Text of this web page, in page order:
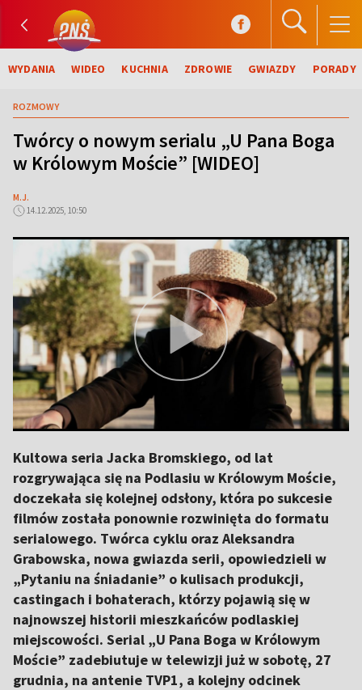
WYDANIA WIDEO KUCHNIA ZDROWIE GWIAZDY PORADY
ROZMOWY
Twórcy o nowym serialu „U Pana Boga
w Królowym Moście” [WIDEO]
M.J.
14.12.2025, 10:50
Kultowa seria Jacka Bromskiego, od lat
rozgrywająca się na Podlasiu w Królowym Moście,
doczekała się kolejnej odsłony, która po sukcesie
filmów została ponownie rozwinięta do formatu
serialowego. Twórca cyklu oraz Aleksandra
Grabowska, nowa gwiazda serii, opowiedzieli w
„Pytaniu na śniadanie” o kulisach produkcji,
castingach i bohaterach, którzy pojawią się w
najnowszej historii mieszkańców podlaskiej
miejscowości. Serial „U Pana Boga w Królowym
Moście” zadebiutuje w telewizji już w sobotę, 27
grudnia, na antenie TVP1, a kolejny odcinek